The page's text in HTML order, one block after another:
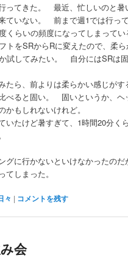
ってきた。 最近、忙しいのと暑
ていない。 前まで週1では行っ
くらいの頻度になってしまってい
トをSRからRに変えたので、柔
試してみたい。 自分にはSRは
たら、前よりは柔らかい感じがす
べると固い。 固いというか、ヘ
かもしれないけれど。
いたけど暑すぎて、1時間20分く
グに行かないといけなかったのだ
てしまった。
々 | コメントを残す
会